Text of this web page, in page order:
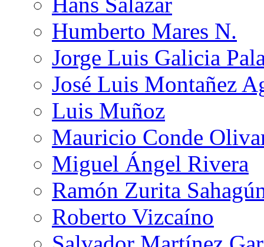
Humberto Mares N.
Jorge Luis Galicia
José Luis Montañez
Luis Muñoz
Mauricio Conde
Miguel Ángel Rivera
Ramón Zurita
Roberto Vizcaíno